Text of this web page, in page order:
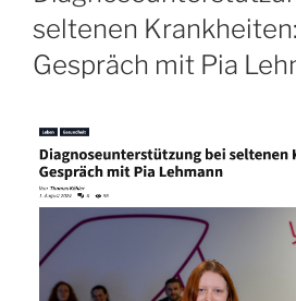
seltenen
Gespräch mit Pia